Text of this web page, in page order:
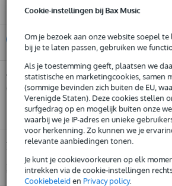
Cookie-instellingen bij Bax Music
Om je bezoek aan onze website soepel
bij je te laten passen, gebruiken we
Als je toestemming geeft, plaatsen we
statistische en marketingcookies, samen
(sommige bevinden zich buiten de EU,
Verenigde Staten). Deze cookies stellen
surfgedrag op en mogelijk buiten onze
waarbij we je IP-adres en unieke
voor herkenning. Zo kunnen we je
relevante aanbiedingen tonen.
Je kunt je cookievoorkeuren op elk
intrekken via de cookie-instellingen
Cookiebeleiden Privacy policy.
€ 37,95 eenmalig
Huur dit product
Huur dit product al vanaf 54 euro per
Huur meerdere producten tegelijk: min.
€ 2.500,-
Gratisthuisbezorgd of op te halen in
Al na 4 maanden maandelijks
De mogelijkheid om je product(en)
Snelle vervanging door Bax Music bij
Huur dit product
Twijfel je of deShure BLX288E/SM58-
dual handheld draadloosbij je past?
Start de check
Productinformatie
Bekijk alle productspecificaties